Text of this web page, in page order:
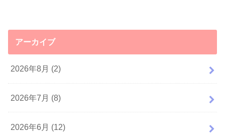
アーカイブ
2026年8月 (2)
2026年7月 (8)
2026年6月 (12)